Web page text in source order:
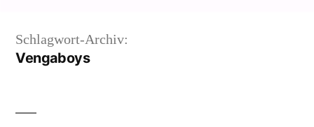
Schlagwort-Archiv:
Vengaboys